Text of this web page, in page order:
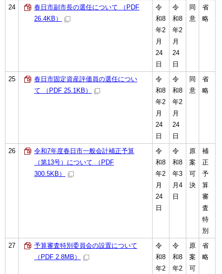
24
春日市副市長の選任について （PDF
26.4KB）
令
和8
年2
月
24
日
令
和8
年2
月
24
日
同
意
省
略
25
春日市固定資産評価員の選任につい
て （PDF 25.1KB）
令
和8
年2
月
24
日
令
和8
年2
月
24
日
同
意
省
略
26
令和7年度春日市一般会計補正予算
（第13号）について （PDF
300.5KB）
令
和8
年2
月
24
日
令
和8
年3
月4
日
原
案
可
決
補
正
予
算
審
査
特
別
27
予算審査特別委員会の設置について
（PDF 2.8MB）
令
和8
年2
令
和8
年2
原
案
可
省
略